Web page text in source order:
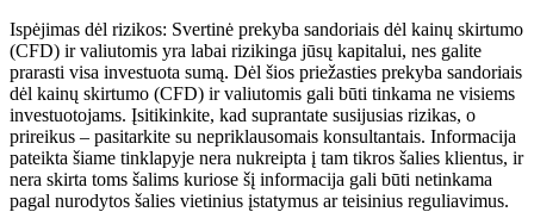
Ispėjimas dėl rizikos: Svertinė prekyba sandoriais dėl kainų skirtumo
(CFD) ir valiutomis yra labai rizikinga jūsų kapitalui, nes galite
prarasti visa investuota sumą. Dėl šios priežasties prekyba sandoriais
dėl kainų skirtumo (CFD) ir valiutomis gali būti tinkama ne visiems
investuotojams. Įsitikinkite, kad suprantate susijusias rizikas, o
prireikus – pasitarkite su nepriklausomais konsultantais. Informacija
pateikta šiame tinklapyje nera nukreipta į tam tikros šalies klientus, ir
nera skirta toms šalims kuriose šį informacija gali būti netinkama
pagal nurodytos šalies vietinius įstatymus ar teisinius reguliavimus.